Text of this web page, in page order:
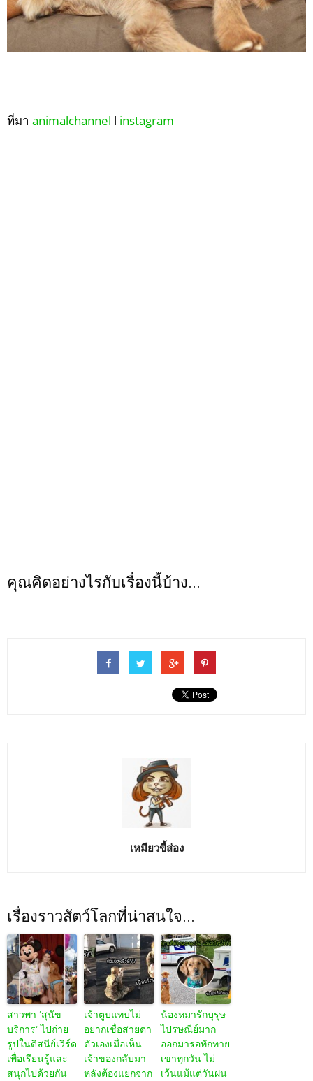
ที่มา animalchannel l instagram
คุณคิดอย่างไรกับเรื่องนี้บ้าง...
เหมียวขี้ส่อง
เรื่องราวสัตว์โลกที่น่าสนใจ...
สาวพา ‘สุนัข
บริการ’ ไปถ่าย
รูปในดิสนีย์เวิร์ด
เพื่อเรียนรู้และ
สนุกไปด้วยกัน
เจ้าตูบแทบไม่
อยากเชื่อสายตา
ตัวเองเมื่อเห็น
เจ้าของกลับมา
หลังต้องแยกจาก
น้องหมารักบุรุษ
ไปรษณีย์มาก
ออกมารอทักทาย
เขาทุกวัน ไม่
เว้นแม้แต่วันฝน